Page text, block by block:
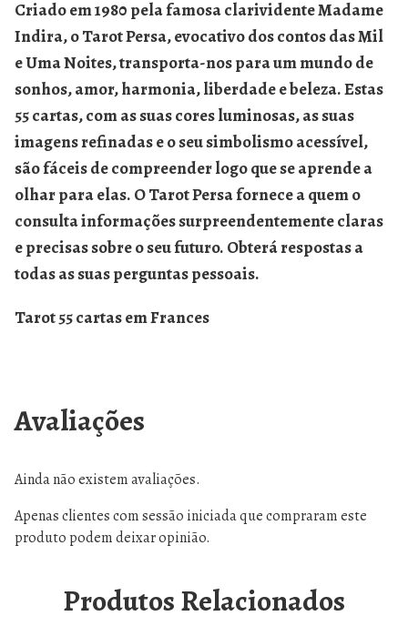
Criado em 1980 pela famosa clarividente Madame
Indira, o Tarot Persa, evocativo dos contos das Mil
e Uma Noites, transporta-nos para um mundo de
sonhos, amor, harmonia, liberdade e beleza. Estas
55 cartas, com as suas cores luminosas, as suas
imagens refinadas e o seu simbolismo acessível,
são fáceis de compreender logo que se aprende a
olhar para elas. O Tarot Persa fornece a quem o
consulta informações surpreendentemente claras
e precisas sobre o seu futuro. Obterá respostas a
todas as suas perguntas pessoais.
Tarot 55 cartas em Frances
Avaliações
Ainda não existem avaliações.
Apenas clientes com sessão iniciada que compraram este
produto podem deixar opinião.
Produtos Relacionados